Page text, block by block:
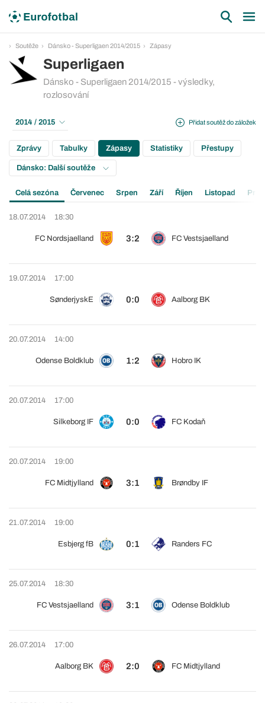
Soutěže Dánsko - Superligaen 2014/2015 Zápasy
Superligaen
Dánsko - Superligaen 2014/2015 - výsledky,
rozlosování
Přidat soutěž do záložek
2014 / 2015
Zprávy Tabulky Zápasy Statistiky Přestupy
Dánsko: Další soutěže
Celá sezóna Červenec Srpen Září Říjen Listopad
18.07.2014 18:30
FC Nordsjaelland 3:2 FC Vestsjaelland
19.07.2014 17:00
SønderjyskE 0:0 Aalborg BK
20.07.2014 14:00
Odense Boldklub 1:2 Hobro IK
20.07.2014 17:00
Silkeborg IF 0:0 FC Kodaň
20.07.2014 19:00
FC Midtjylland 3:1 Brøndby IF
21.07.2014 19:00
Esbjerg fB 0:1 Randers FC
25.07.2014 18:30
FC Vestsjaelland 3:1 Odense Boldklub
26.07.2014 17:00
Aalborg BK 2:0 FC Midtjylland